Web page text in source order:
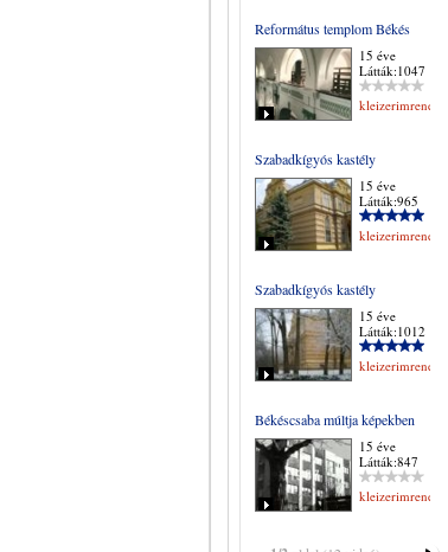
Református templom Békés
15 éve
Látták:1047
kleizerimrene
Szabadkígyós kastély
15 éve
Látták:965
kleizerimrene
Szabadkígyós kastély
15 éve
Látták:1012
kleizerimrene
Békéscsaba múltja képekben
15 éve
Látták:847
kleizerimrene